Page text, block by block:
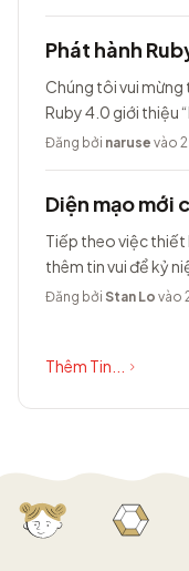
Phát hành
Chúng tôi vui mừng
Ruby 4.0 giới thiệu
tiến khác.
Đăng bởi naruse vào
Diện mạo mới
Tiếp theo việc
thêm tin vui để kỷ
lang.org có diện
Đăng bởi Stan Lo vào
Thêm Tin...